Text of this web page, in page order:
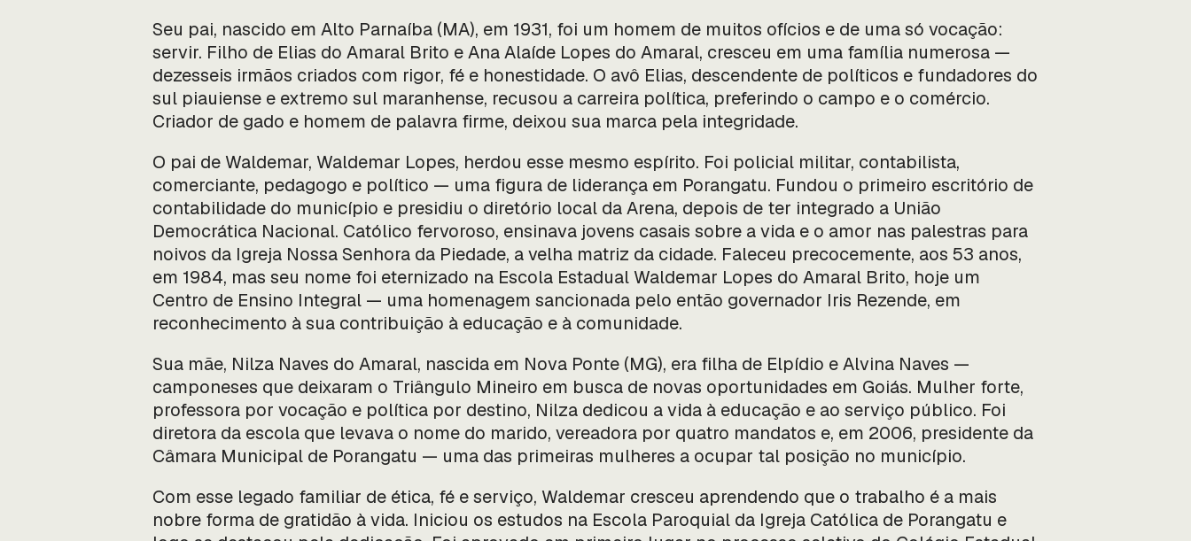
Seu pai, nascido em Alto Parnaíba (MA), em 1931, foi um homem de muitos ofícios e de uma só vocação:
servir. Filho de Elias do Amaral Brito e Ana Alaíde Lopes do Amaral, cresceu em uma família numerosa —
dezesseis irmãos criados com rigor, fé e honestidade. O avô Elias, descendente de políticos e fundadores do
sul piauiense e extremo sul maranhense, recusou a carreira política, preferindo o campo e o comércio.
Criador de gado e homem de palavra firme, deixou sua marca pela integridade.
O pai de Waldemar, Waldemar Lopes, herdou esse mesmo espírito. Foi policial militar, contabilista,
comerciante, pedagogo e político — uma figura de liderança em Porangatu. Fundou o primeiro escritório de
contabilidade do município e presidiu o diretório local da Arena, depois de ter integrado a União
Democrática Nacional. Católico fervoroso, ensinava jovens casais sobre a vida e o amor nas palestras para
noivos da Igreja Nossa Senhora da Piedade, a velha matriz da cidade. Faleceu precocemente, aos 53 anos,
em 1984, mas seu nome foi eternizado na Escola Estadual Waldemar Lopes do Amaral Brito, hoje um
Centro de Ensino Integral — uma homenagem sancionada pelo então governador Iris Rezende, em
reconhecimento à sua contribuição à educação e à comunidade.
Sua mãe, Nilza Naves do Amaral, nascida em Nova Ponte (MG), era filha de Elpídio e Alvina Naves —
camponeses que deixaram o Triângulo Mineiro em busca de novas oportunidades em Goiás. Mulher forte,
professora por vocação e política por destino, Nilza dedicou a vida à educação e ao serviço público. Foi
diretora da escola que levava o nome do marido, vereadora por quatro mandatos e, em 2006, presidente da
Câmara Municipal de Porangatu — uma das primeiras mulheres a ocupar tal posição no município.
Com esse legado familiar de ética, fé e serviço, Waldemar cresceu aprendendo que o trabalho é a mais
nobre forma de gratidão à vida. Iniciou os estudos na Escola Paroquial da Igreja Católica de Porangatu e